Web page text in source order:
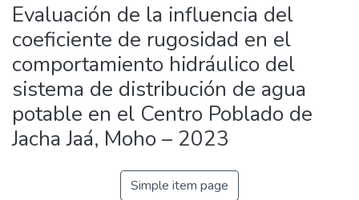
Evaluación de la influencia del
coeficiente de rugosidad en el
comportamiento hidráulico del
sistema de distribución de agua
potable en el Centro Poblado de
Jacha Jaá, Moho – 2023
Simple item page